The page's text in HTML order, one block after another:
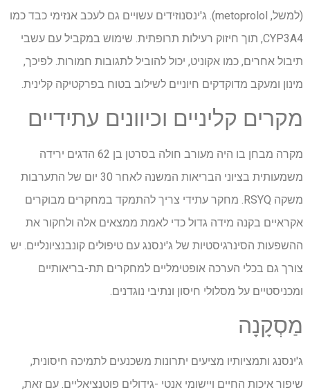
(למשל, metoprolol). ג'ינסנוזידים עשויים גם לעכב אנזימי כבד כמו
CYP3A4, תוך חיזוק רעילות תרופתית. שימוש במקביל עם עשבי
תיבול אחרים, כמו אקוניט, יכול להוביל לתגובות חמורות. לפיכך,
מינון ומעקב מדוקדקים חיוניים לשילוב בטוח בפרקטיקה קלינית.
מקרים קליניים וכיוונים עתידיים
מקרה מבחן בו היה מעורב חולה בסרטן בן 62 הדגים ירידה
משמעותית בציוני הבריאות המשנה לאחר 30 יום של התערבות
משקה RSYQ. מחקר עתידי צריך להתמקד במחקרים מבוקרים
אקראיים בקנה מידה גדול כדי לאמת ממצאים אלה ולחקור את
ההשפעות הסינרגיסטיות של ג'ינסנג עם טיפולים קונבנציונליים. יש
צורך גם בכלי הערכה אופטימליים למחקרים תת-בריאותיים
ומכניסטיים על מסלולי חיסון ונתיבי נוגדנים.
מַסְקָנָה
ג'ינסנג ותמציותיו מציעים יתרונות משכנעים לתמיכה חיסונית,
שיפור איכות החיים ויישומי אנטי -גידולים פוטנציאליים. עם זאת,